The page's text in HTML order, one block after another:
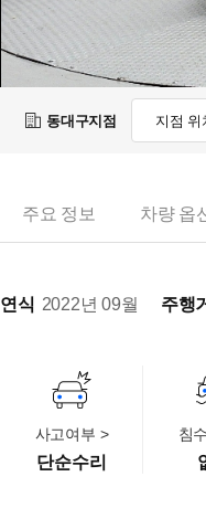
동대구지점 지점 위
주요 정보 차량 옵
연식 2022년 09월 주행
사고여부 >
단순수리
침